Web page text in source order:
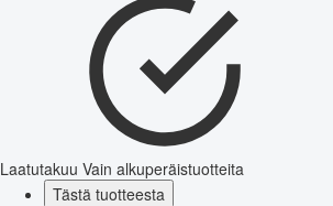
Laatutakuu Vain alkuperäistuotteita
Tästä tuotteesta